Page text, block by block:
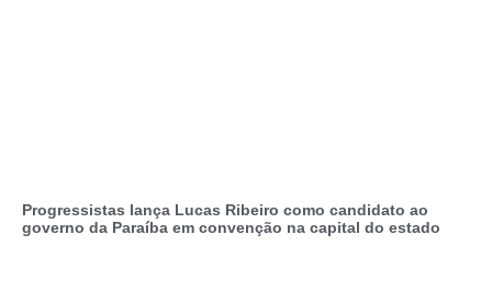
Progressistas lança Lucas Ribeiro como candidato ao
governo da Paraíba em convenção na capital do estado